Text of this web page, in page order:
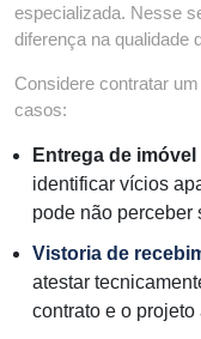
especializada. Nesse
diferença na qualidade
Considere contratar
casos:
Entrega de
identificar vícios
pode não perceber
Vistoria de
atestar
contrato e o projeto